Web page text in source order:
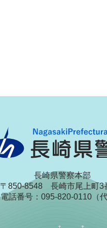
長崎県警察本部
〒850-8548 長崎市尾上町3
電話番号：095-820-0110（